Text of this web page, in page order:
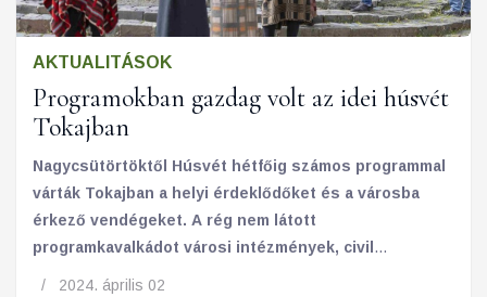
AKTUALITÁSOK
Programokban gazdag volt az idei húsvét
Tokajban
Nagycsütörtöktől Húsvét hétfőig számos programmal
várták Tokajban a helyi érdeklődőket és a városba
érkező vendégeket. A rég nem látott
programkavalkádot városi intézmények, civil
2024. április 02